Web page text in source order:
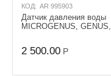
КОД: AR 995903
Датчик давления воды
MICROGENUS, GENUS,
2 500.00 Р